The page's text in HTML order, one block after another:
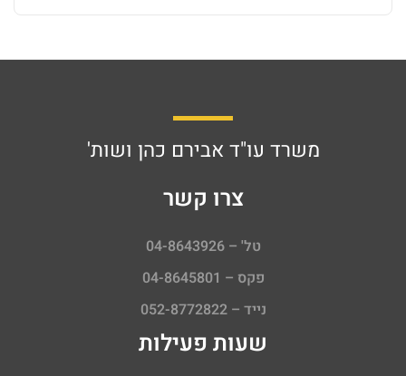
משרד עו"ד אבירם כהן ושות'
צרו קשר
טל' – 04-8643926
פקס – 04-8645801
נייד – 052-8772822
שעות פעילות